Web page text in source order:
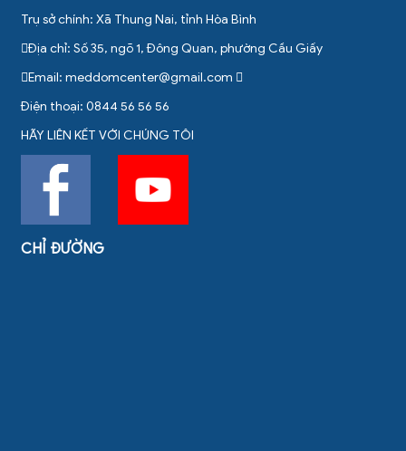
Trụ sở chính: Xã Thung Nai, tỉnh Hòa Bình
Địa chỉ: Số 35, ngõ 1, Đông Quan, phường Cầu Giấy
Email: meddomcenter@gmail.com
Điện thoại: 0844 56 56 56
HÃY LIÊN KẾT VỚI CHÚNG TÔI
CHỈ ĐƯỜNG